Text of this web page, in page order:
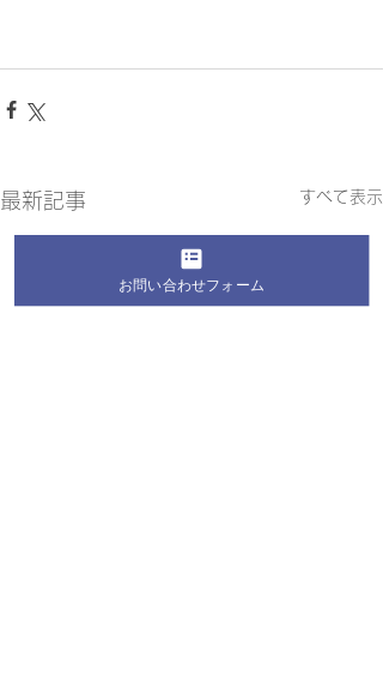
最新記事 すべて表示
お問い合わせフォーム